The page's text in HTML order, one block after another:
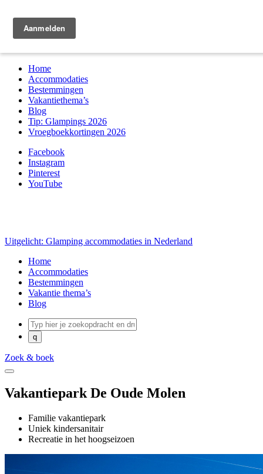
Home
Accommodaties
Bestemmingen
Vakantiethema’s
Blog
Tip: Glampings 2026
Vroegboekkortingen 2026
Facebook
Instagram
Pinterest
YouTube
Uitgelicht: Glamping accommodaties in Nederland
Home
Accommodaties
Bestemmingen
Vakantie thema’s
Blog
Zoek & boek
Vakantiepark De Oude Molen
Familie vakantiepark
Uniek kindersanitair
Recreatie in het hoogseizoen